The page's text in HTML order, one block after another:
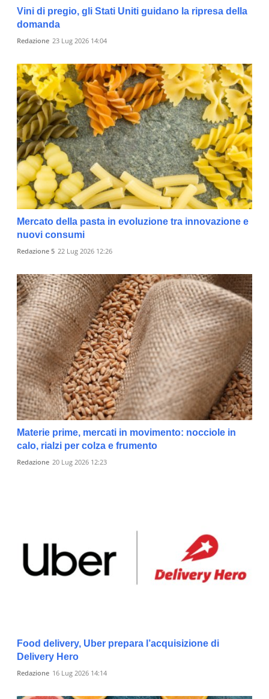
Vini di pregio, gli Stati Uniti guidano la ripresa della
domanda
Redazione 23 Lug 2026 14:04
Mercato della pasta in evoluzione tra innovazione e
nuovi consumi
Redazione 5 22 Lug 2026 12:26
Materie prime, mercati in movimento: nocciole in
calo, rialzi per colza e frumento
Redazione 20 Lug 2026 12:23
Food delivery, Uber prepara l’acquisizione di
Delivery Hero
Redazione 16 Lug 2026 14:14